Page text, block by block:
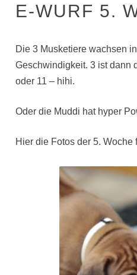
E-WURF 5.
Die 3 Musketiere wachsen
Geschwindigkeit. 3 ist dann
oder 11 – hihi.
Oder die Muddi hat hyper
Hier die Fotos der 5. Woche